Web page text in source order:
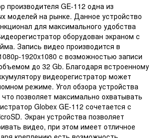
производителя GE-112 одна из
моделей на рынке. Данное устройство
для максимального удобства
оборудован экраном с
Запись видео производится в
1920x1080 с возможностью записи
до 32 Gb. Благодаря встроенному
видеорегистратор может
режиме. Угол обзора устройства
позволяет максимально охватывать
Globex GE-112 сочетается с
Экран устройства позволяет
видео, при этом имеет отличное